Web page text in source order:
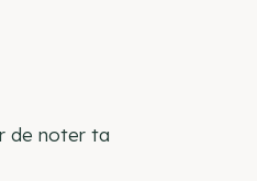
de noter ta